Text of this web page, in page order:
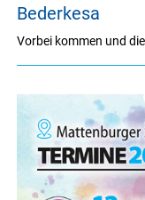
Bederkesa
Vorbei kommen und